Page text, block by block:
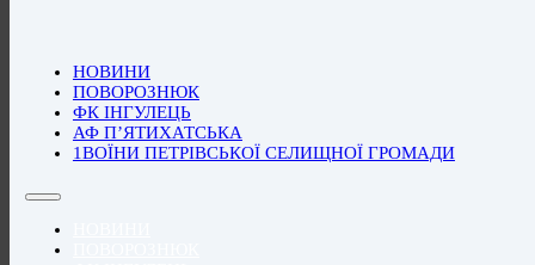
НОВИНИ
ПОВОРОЗНЮК
ФК ІНГУЛЕЦЬ
АФ П’ЯТИХАТСЬКА
1ВОЇНИ ПЕТРІВСЬКОЇ СЕЛИЩНОЇ ГРОМАДИ